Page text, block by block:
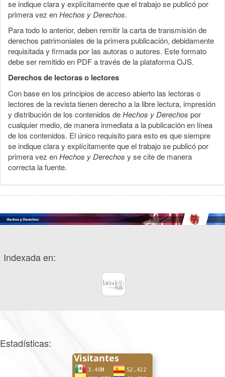
se indique clara y explícitamente que el trabajo se publicó por
primera vez enHechos y Derechos.
Para todo lo anterior, deben remitir la carta de transmisión de
derechos patrimoniales de la primera publicación, debidamente
requisitada y firmada por las autoras o autores. Este formato
debe ser remitido en PDF a través de la plataforma OJS.
Derechos de lectoras o lectores
Con base en los principios de acceso abierto las lectoras o
lectores de la revista tienen derecho a la libre lectura, impresión
y distribución de los contenidos deHechos y Derechos por
cualquier medio, de manera inmediata a la publicación en línea
de los contenidos. El único requisito para esto es que siempre
se indique clara y explícitamente que el trabajo se publicó por
primera vez enHechos y Derechos y se cite de manera
correcta la fuente.
Indexada en:
Estadísticas: